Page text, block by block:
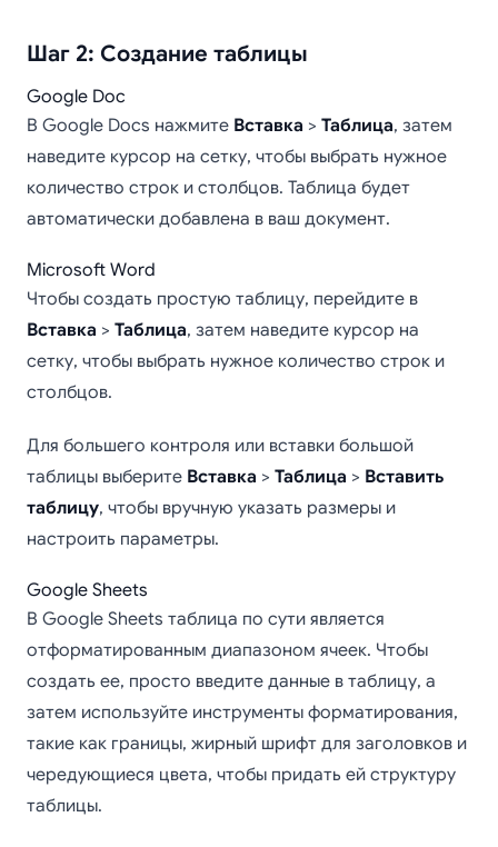
Шаг 2: Создание таблицы
Google Doc
В Google Docs нажмите Вставка > Таблица, затем
наведите курсор на сетку, чтобы выбрать нужное
количество строк и столбцов. Таблица будет
автоматически добавлена в ваш документ.
Microsoft Word
Чтобы создать простую таблицу, перейдите в
Вставка > Таблица, затем наведите курсор на
сетку, чтобы выбрать нужное количество строк и
столбцов.
Для большего контроля или вставки большой
таблицы выберите Вставка > Таблица > Вставить
таблицу, чтобы вручную указать размеры и
настроить параметры.
Google Sheets
В Google Sheets таблица по сути является
отформатированным диапазоном ячеек. Чтобы
создать ее, просто введите данные в таблицу, а
затем используйте инструменты форматирования,
такие как границы, жирный шрифт для заголовков и
чередующиеся цвета, чтобы придать ей структуру
таблицы.